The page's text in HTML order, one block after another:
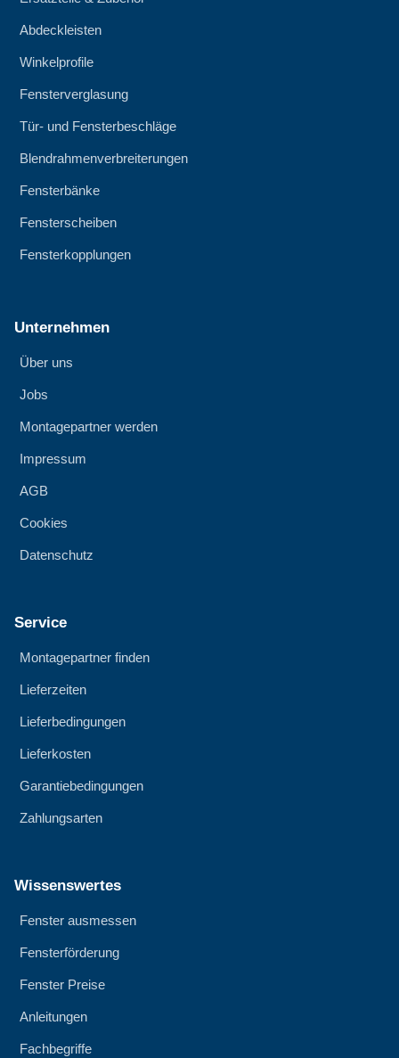
Abdeckleisten
Winkelprofile
Fensterverglasung
Tür- und Fensterbeschläge
Blendrahmenverbreiterungen
Fensterbänke
Fensterscheiben
Fensterkopplungen
Unternehmen
Über uns
Jobs
Montagepartner werden
Impressum
AGB
Cookies
Datenschutz
Service
Montagepartner finden
Lieferzeiten
Lieferbedingungen
Lieferkosten
Garantiebedingungen
Zahlungsarten
Wissenswertes
Fenster ausmessen
Fensterförderung
Fenster Preise
Anleitungen
Fachbegriffe